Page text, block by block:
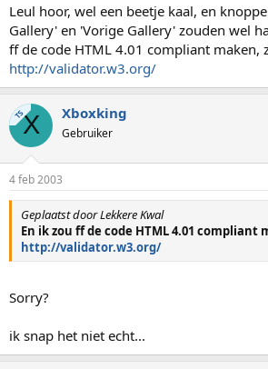
Leul hoor, wel een beetje kaal, en
Gallery' en 'Vorige Gallery' zouden wel
ff de code HTML 4.01 compliant maken,
http://validator.w3.org/
TSX Xboxking
Gebruiker
4 feb 2003
Geplaatst door Lekkere Kwal
En ik zou ff de code HTML 4.01 compliant
http://validator.w3.org/
Sorry?
ik snap het niet echt...